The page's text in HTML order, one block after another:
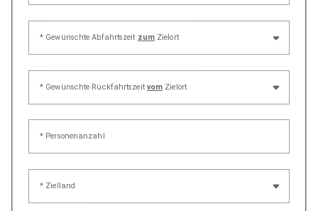
* Gewünschte Abfahrtszeit zumZielort
* Gewünschte Rückfahrtszeit vom Zielort
* Personenanzahl
* Zielland